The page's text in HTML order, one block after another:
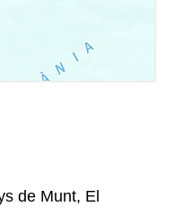
de Munt, El